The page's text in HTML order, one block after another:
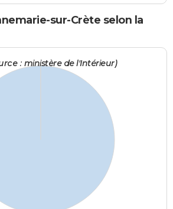
sur-Crète selon la
: ministère de l'Intérieur)